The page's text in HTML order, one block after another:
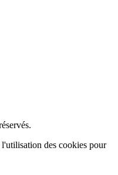
des cookies pour